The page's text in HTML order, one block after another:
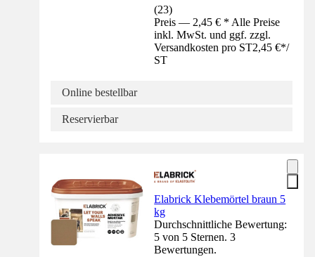
(23)
Preis — 2,45 € * Alle Preise
inkl. MwSt. und ggf. zzgl.
Versandkosten pro ST2,45 €*/
ST
Online bestellbar
Reservierbar
Elabrick Klebemörtel braun 5
kg
Durchschnittliche Bewertung:
5 von 5 Sternen. 3
Bewertungen.